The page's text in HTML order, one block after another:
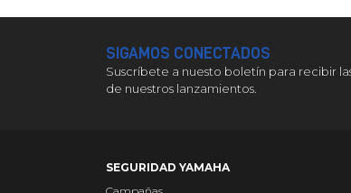
SIGAMOS CONECTADOS
Suscríbete a nuesto boletín para recibir
de nuestros lanzamientos.
SEGURIDAD YAMAHA